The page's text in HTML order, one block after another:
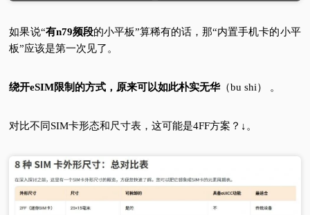
如果说“有n79频段的小平板”算稀有的话，那“内置手机卡的小平
板”应该是第一次见了。
绕开eSIM限制的方式，原来可以如此朴实无华（bu shi） 。
对比不同SIM卡形态和尺寸表，这可能是4FF方案？↓。